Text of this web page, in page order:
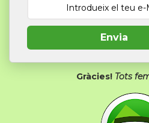
Envia
Gràcies! Tots